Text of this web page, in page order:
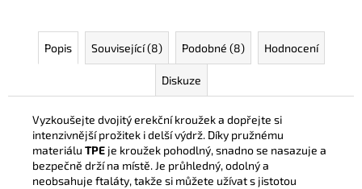
Popis Související (8) Podobné (8) Hodnocení
Diskuze
Vyzkoušejte dvojitý erekční kroužek a dopřejte si
intenzivnější prožitek i delší výdrž. Díky pružnému
materiálu TPE je kroužek pohodlný, snadno se nasazuje a
bezpečně drží na místě. Je průhledný, odolný a
neobsahuje ftaláty, takže si můžete užívat s jistotou